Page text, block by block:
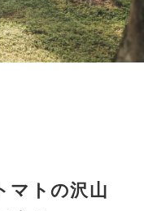
マトの沢山